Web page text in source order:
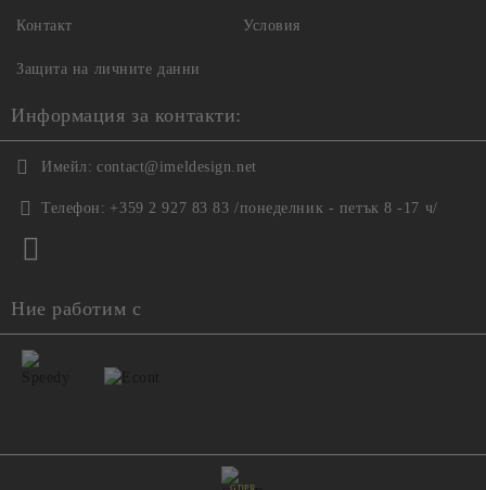
Контакт Условия
Защита на личните данни
Информация за контакти:
Имейл: contact@imeldesign.net
Телефон: +359 2 927 83 83 /понеделник - петък 8 -17 ч/
Ние работим с
GDPR